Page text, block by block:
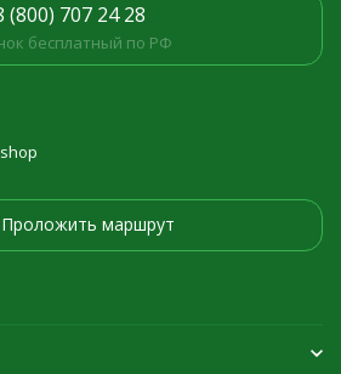
(800) 707 24 28
бесплатный по РФ
Проложить маршрут